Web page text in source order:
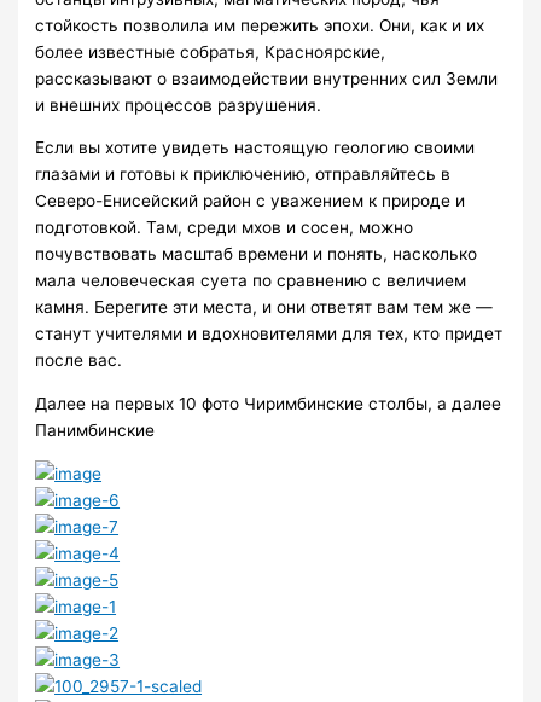
стойкость позволила им пережить эпохи. Они, как и их
более известные собратья, Красноярские,
рассказывают о взаимодействии внутренних сил Земли
и внешних процессов разрушения.
Если вы хотите увидеть настоящую геологию своими
глазами и готовы к приключению, отправляйтесь в
Северо-Енисейский район с уважением к природе и
подготовкой. Там, среди мхов и сосен, можно
почувствовать масштаб времени и понять, насколько
мала человеческая суета по сравнению с величием
камня. Берегите эти места, и они ответят вам тем же —
станут учителями и вдохновителями для тех, кто придет
после вас.
Далее на первых 10 фото Чиримбинские столбы, а далее
Панимбинские